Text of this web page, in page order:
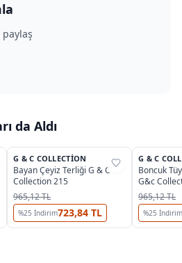
da Aldı
%31
G & C COLLECTION
Bayan Çeyiz Terliği G & C
Collection 215
965,12 TL
%25 İndirim723,84 TL
%31
G & C
Boncuk
G&c
965,12 TL
%25 İndirim